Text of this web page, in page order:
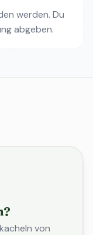
werden. Du
abgeben.
von